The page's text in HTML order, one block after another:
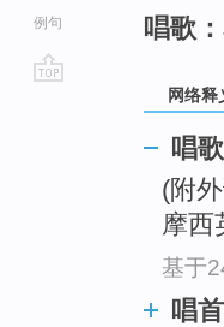
例句
唱歌
网络释
唱歌
(附
摩西
基于
唱